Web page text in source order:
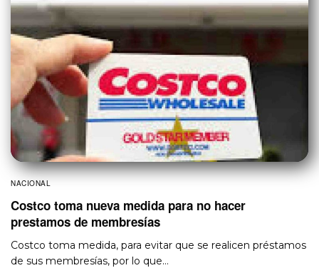
NACIONAL
Costco toma nueva medida para no hacer
prestamos de membresías
Costco toma medida, para evitar que se realicen préstamos
de sus membresías, por lo que…